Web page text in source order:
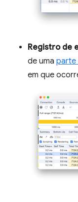
Registro de
de uma parte
em que